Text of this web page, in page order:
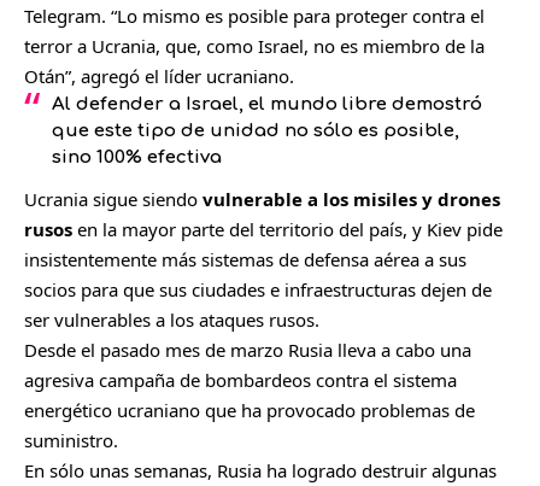
p
a
r
t
Telegram. “Lo mismo es posible para proteger contra el
terror a Ucrania, que, como Israel, no es miembro de la
Otán”, agregó el líder ucraniano.
Al defender a Israel, el mundo libre demostró
que este tipo de unidad no sólo es posible,
sino 100% efectiva
Ucrania sigue siendo vulnerable a los misiles y drones
rusos en la mayor parte del territorio del país, y Kiev pide
insistentemente más sistemas de defensa aérea a sus
socios para que sus ciudades e infraestructuras dejen de
ser vulnerables a los ataques rusos.
Desde el pasado mes de marzo Rusia lleva a cabo una
agresiva campaña de bombardeos contra el sistema
energético ucraniano que ha provocado problemas de
suministro.
En sólo unas semanas, Rusia ha logrado destruir algunas